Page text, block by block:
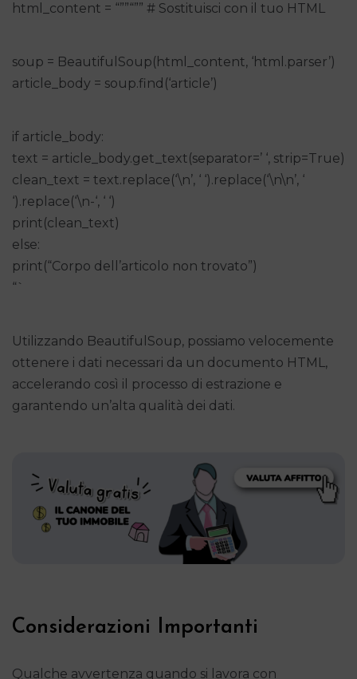
html_content = “””“”” # Sostituisci con il tuo HTML
soup = BeautifulSoup(html_content, ‘html.parser’)
article_body = soup.find(‘article’)
if article_body:
text = article_body.get_text(separator=’ ‘, strip=True)
clean_text = text.replace(‘\n’, ‘ ‘).replace(‘\n\n’, ‘
‘).replace(‘\n-‘, ‘ ‘)
print(clean_text)
else:
print(“Corpo dell’articolo non trovato”)
“`
Utilizzando BeautifulSoup, possiamo velocemente
ottenere i dati necessari da un documento HTML,
accelerando così il processo di estrazione e
garantendo un’alta qualità dei dati.
Considerazioni Importanti
Qualche avvertenza quando si lavora con